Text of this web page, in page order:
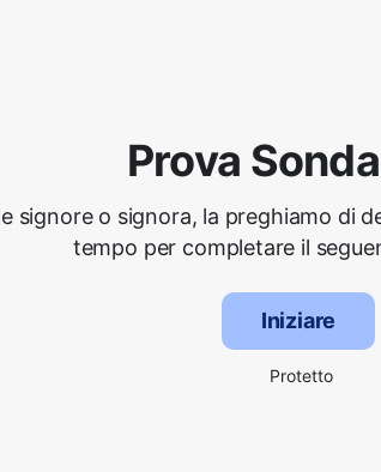
Prova
signore o signora, la preghiamo di
tempo per completare il
Iniziare
Protetto